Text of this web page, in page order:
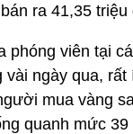
ra 41,35
phóng viên tại
vài ngày qua, rất
mua vàng
quanh mức 39